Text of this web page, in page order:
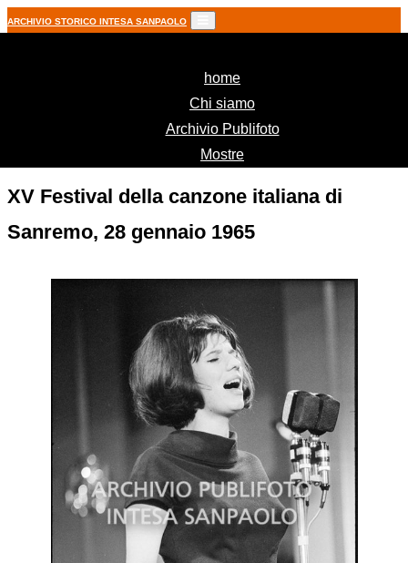
ARCHIVIO STORICO INTESA SANPAOLO
home(current)
Chi siamo
Archivio Publifoto
Mostre
XV Festival della canzone italiana di
Sanremo, 28 gennaio 1965